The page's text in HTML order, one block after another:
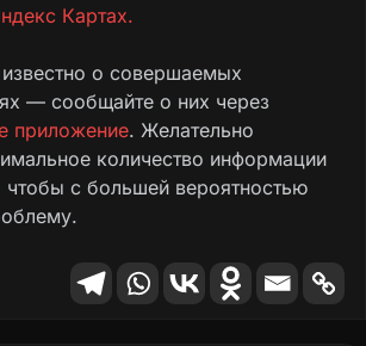
Картах.
о совершаемых
— сообщайте о них через
приложение. Желательно
количество информации
с большей вероятностью